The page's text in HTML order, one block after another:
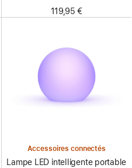
119,95 €
Accessoires connectés
Lampe LED intelligente portable